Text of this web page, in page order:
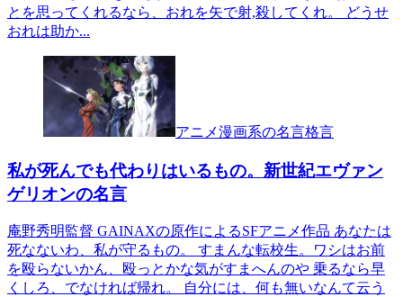
とを思ってくれるなら、おれを矢で射,殺してくれ。 どうせ
おれは助か...
アニメ漫画系の名言格言
私が死んでも代わりはいるもの。新世紀エヴァン
ゲリオンの名言
庵野秀明監督 GAINAXの原作によるSFアニメ作品 あなたは
死なないわ、私が守るもの。 すまんな転校生。ワシはお前
を殴らないかん、殴っとかな気がすまへんのや 乗るなら早
くしろ、でなければ帰れ。 自分には、何も無いなんて云う